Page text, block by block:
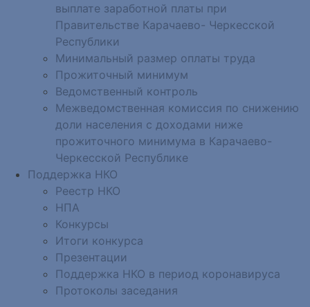
выплате заработной платы при
Правительстве Карачаево- Черкесской
Республики
Минимальный размер оплаты труда
Прожиточный минимум
Ведомственный контроль
Межведомственная комиссия по снижению
доли населения с доходами ниже
прожиточного минимума в Карачаево-
Черкесской Республике
Поддержка НКО
Реестр НКО
НПА
Конкурсы
Итоги конкурса
Презентации
Поддержка НКО в период коронавируса
Протоколы заседания